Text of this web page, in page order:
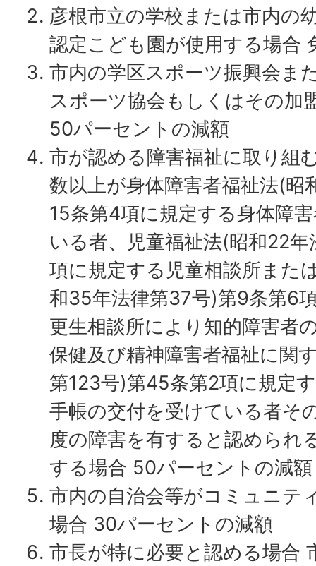
彦根市立の学校または市内の
認定こども園が使用する場合
市内の学区スポーツ振興会ま
スポーツ協会もしくはその加
50パーセントの減額
市が認める障害福祉に取り組
数以上が身体障害者福祉法(
15条第4項に規定する身体障
いる者、児童福祉法(昭和22
項に規定する児童相談所また
和35年法律第37号)第9条第6
更生相談所により知的障害者
保健及び精神障害者福祉に関
第123号)第45条第2項に規定
手帳の交付を受けている者そ
度の障害を有すると認められ
する場合 50パーセントの減額
市内の自治会等がコミュニテ
場合 30パーセントの減額
市長が特に必要と認める場合